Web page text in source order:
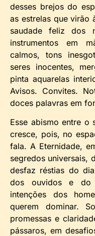
desses brejos do
as estrelas que virão
saudade feliz dos
instrumentos em
calmos, tons
seres inocentes,
pinta aquarelas
Avisos. Convites.
doces palavras em
Esse abismo entre o
cresce, pois, no
fala. A Eternidade,
segredos universais,
desfaz réstias do
dos ouvidos e do
intenções dos
querem dominar.
promessas e
pássaros, em